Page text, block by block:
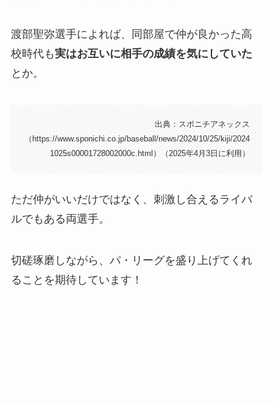
渡部聖弥選手によれば、同部屋で仲が良かった高
校時代も実はお互いに相手の成績を気にしていた
とか。
出典：スポニチアネックス
（https://www.sponichi.co.jp/baseball/news/2024/10/25/kiji/2024
1025s00001728002000c.html）（2025年4月3日に利用）
ただ仲がいいだけではなく、刺激し合えるライバ
ルでもある両選手。
切磋琢磨しながら、パ・リーグを盛り上げてくれ
ることを期待しています！